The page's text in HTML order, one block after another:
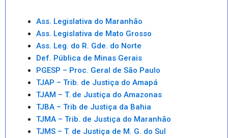
Ass. Legislativa do Maranhão
Ass. Legislativa de Mato Grosso
Ass. Leg. do R. Gde. do Norte
Def. Pública de Minas Gerais
PGESP – Proc. Geral de São Paulo
TJAP – Trib. de Justiça do Amapá
TJAM – T. de Justiça do Amazonas
TJBA – Trib de Justiça da Bahia
TJMA – Trib. de Justiça do Maranhão
TJMS – T. de Justiça de M. G. do Sul